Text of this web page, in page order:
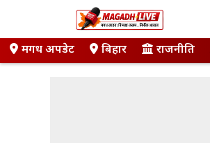
content
मगध अपडेट बिहार राजनीति